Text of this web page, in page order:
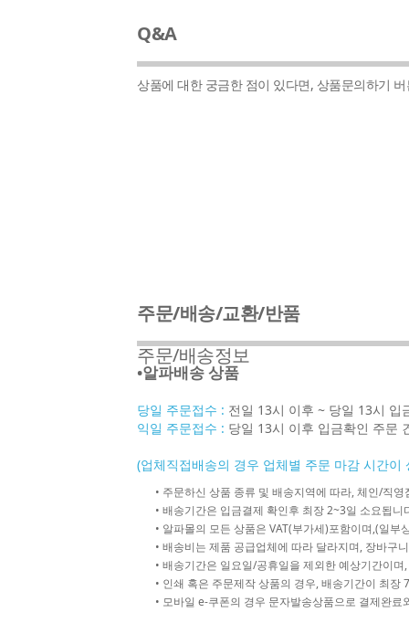
Q&A
상품에 대한 궁금한 점이 있다면, 상품문의하기
주문/배송/교환/반품
주문/배송정보
•알파배송 상품
당일 주문접수 : 전일 13시 이후 ~ 당일 13시 입
익일 주문접수 : 당일 13시 이후 입금확인 주문
(업체직접배송의 경우 업체별 주문 마감 시간이
• 주문하신 상품 종류 및 배송지역에 따라, 체인/직
• 배송기간은 입금결제 확인후 최장 2~3일 소요됩
• 알파몰의 모든 상품은 VAT(부가세)포함이며,(일
• 배송비는 제품 공급업체에 따라 달라지며, 장바구
• 배송기간은 일요일/공휴일을 제외한 예상기간이
• 인쇄 혹은 주문제작 상품의 경우, 배송기간이 최장
• 모바일 e-쿠폰의 경우 문자발송상품으로 결제완